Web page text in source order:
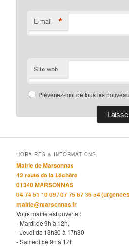
E-mail *
Site web
Prévenez-moi de tous les
HORAIRES & INFORMATIONS
Mairie de Marsonnas
42 route de la Léchère
01340 MARSONNAS
04 74 51 10 09 / 07 75 67 36 54
mairie@marsonnas.fr
Votre mairie est ouverte :
- Mardi de 9h à 12h,
- Jeudi de 13h30 à 17h30
- Samedi de 9h à 12h